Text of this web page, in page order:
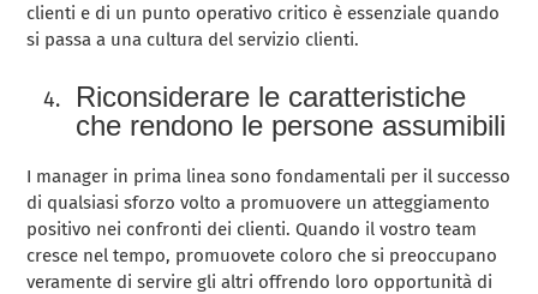
clienti e di un punto operativo critico è essenziale quando
si passa a una cultura del servizio clienti.
Riconsiderare le caratteristiche
che rendono le persone assumibili
I manager in prima linea sono fondamentali per il successo
di qualsiasi sforzo volto a promuovere un atteggiamento
positivo nei confronti dei clienti. Quando il vostro team
cresce nel tempo, promuovete coloro che si preoccupano
veramente di servire gli altri offrendo loro opportunità di